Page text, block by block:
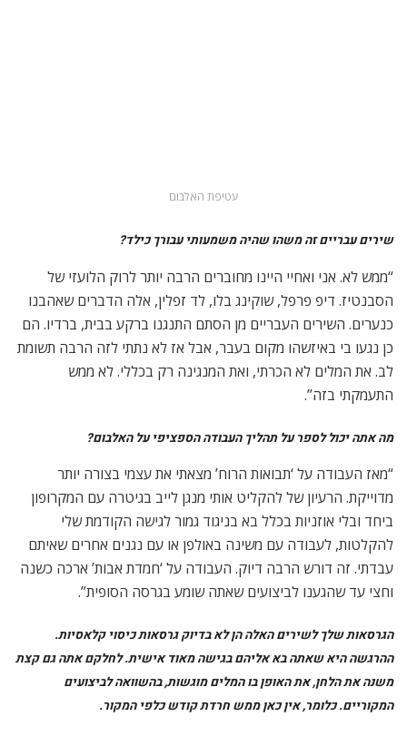
להקלטות, לעבודה עם משינה באולפן או עם נגנים אחרים שאיתם
וחצי עד שהגענו לביצועים שאתה שומע בגרסה הסופית”.
הגרסאות שלך לשירים האלה הן לא בדיוק גרסאות כיסוי קלאסיות.
ההרגשה היא שאתה בא אליהם בגישה מאוד אישית. לחלקם אתה גם קצת
משנה את הלחן, את האופן בו המלים מוגשות, בהשוואה לביצועים
המקוריים. כלומר, אין כאן ממש חרדת קודש כלפי המקור.
“תראה, פשוט לבצע את השירים בצורה שהם כבר מוכרים בה נראה
אריק אינשטיין וחוה אלברשטיין. מצד שני, לבוא עם גרוב אחר, נניח
בעצם עשינו…אתה מבין? כדי לבצע את החומרים האלו נדרשתי
למצוא את הדרך האישית שלי אל השיר. למצוא איזו דלת משלי.
כלומר, חרדת קודש לא כלפי השיר או הביצוע המקורי, אלא כלפי
הכוונה. אני אסביר: בסגנון שפעם שירים בוצעו בו היתה איזו סמכות.
היה משורר, או פזמונאי, מלחין, ומבצע. המנגינה היתה מעין מסוע
עליו המלים מתחלפות מבלי ממש להשפיע. היה איזה פער. אני רציתי
המשמעות של המלים”.
מאמריםקשורים